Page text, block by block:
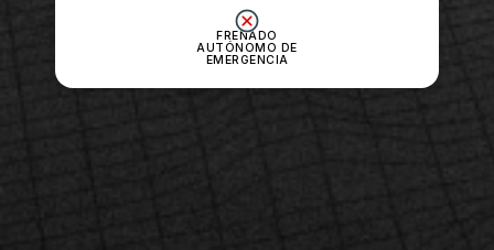
FRENADO
AUTÓNOMO DE
EMERGENCIA